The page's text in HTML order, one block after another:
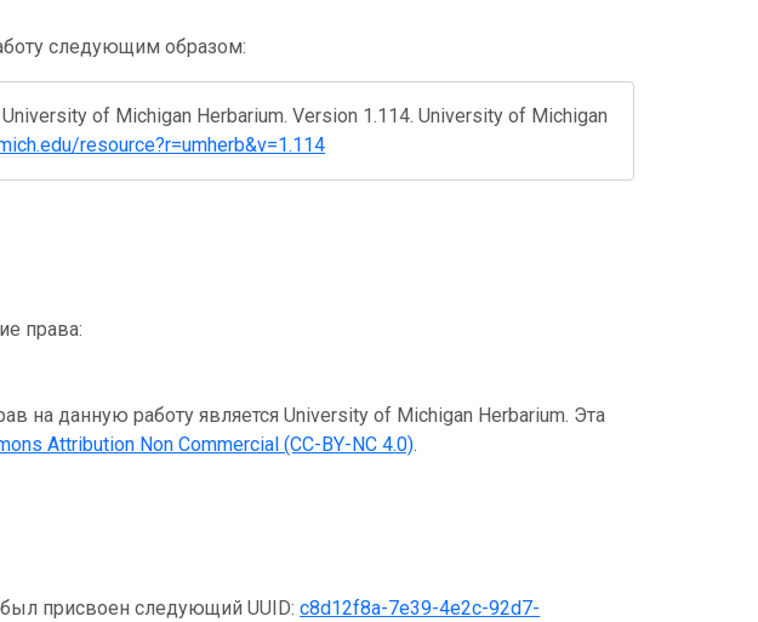
следующим образом:
of Michigan Herbarium. Version 1.114. University of Michigan
resource?r=umherb&v=1.114
права:
на данную работу является University of Michigan Herbarium. Эта
Attribution Non Commercial (CC-BY-NC 4.0).
был присвоен следующий UUID:c8d12f8a-7e39-4e2c-92d7-